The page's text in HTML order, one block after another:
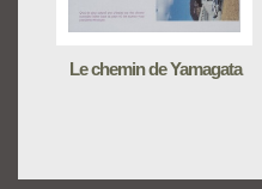
Le chemin de Yamagata